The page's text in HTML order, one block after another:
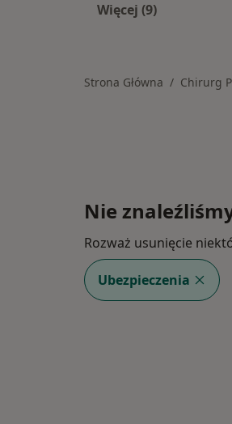
Więcej (9)
Więcej w
Strona Główna Chirurg
Nie
Rozważ usunięcie
Ubezpieczenia